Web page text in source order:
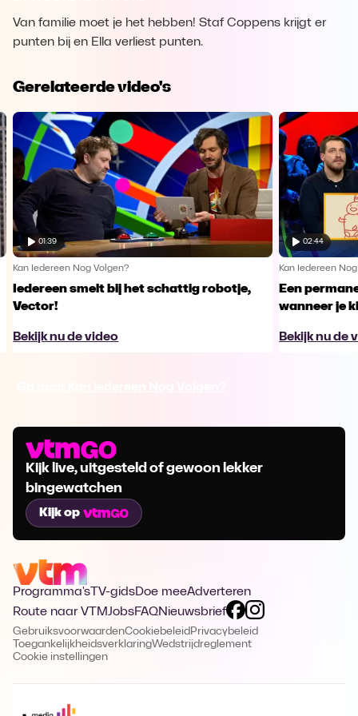
Van familie moet je het hebben! Staf Coppens krijgt er
punten bij en Ella verliest punten.
Gerelateerde video's
01:39
Kan Iedereen Nog Volgen?
Iedereen smelt bij het schattig robotje,
Vector!
Bekijk nu de video
02:44
Kan Iedereen
Een
wanneer je
Bekijk nu de
Kijk live, uitgesteld of gewoon lekker
bingewatchen
Kijk op
Programma's TV-gidsDoe meeAdverteren
Route naar VTMJobsFAQNieuwsbrief
GebruiksvoorwaardenCookiebeleid Privacybeleid
ToegankelijkheidsverklaringWedstrijdreglement
Cookie instellingen